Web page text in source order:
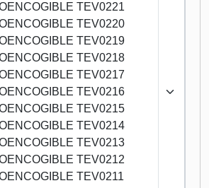
TEV0221
TEV0220
TEV0219
TEV0218
TEV0217
TEV0216
TEV0215
TEV0214
TEV0213
TEV0212
TEV0211